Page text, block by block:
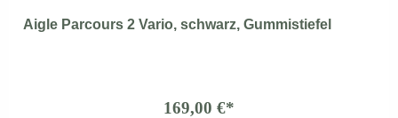
Aigle Parcours 2 Vario, schwarz, Gummistiefel
169,00 €*